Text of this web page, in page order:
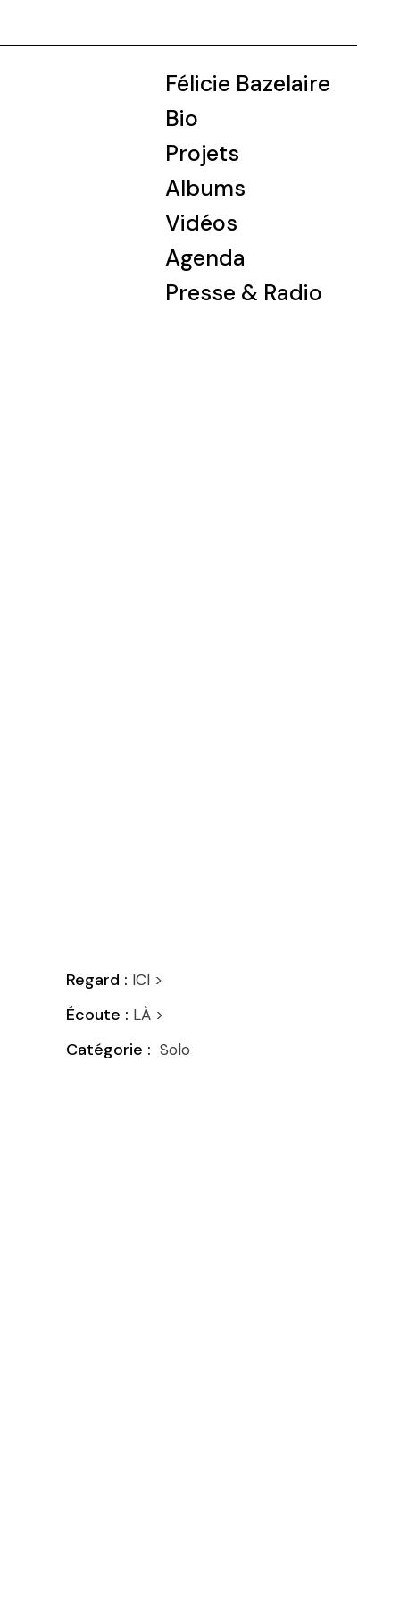
Félicie Bazelaire
Bio
Projets
Albums
Vidéos
Agenda
Presse & Radio
Regard : ICI >
Écoute : LÀ >
Solo